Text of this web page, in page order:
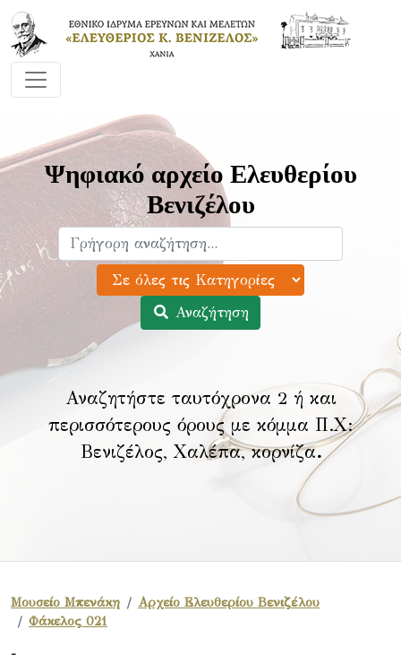
Ψηφιακό αρχείο Ελευθερίου
Βενιζέλου
Αναζήτηση
Αναζητήστε ταυτόχρονα 2 ή και
περισσότερους όρους με κόμμα Π.Χ:
Βενιζέλος, Χαλέπα, κορνίζα.
Μουσείο Μπενάκη
Αρχείο Ελευθερίου Βενιζέλου
Φάκελος 021